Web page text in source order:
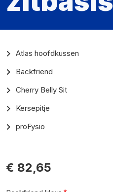
€ 82,65
Producten
Atlas hoofdkussen
Backfriend
Cherry Belly Sit
Kersepitje
proFysio